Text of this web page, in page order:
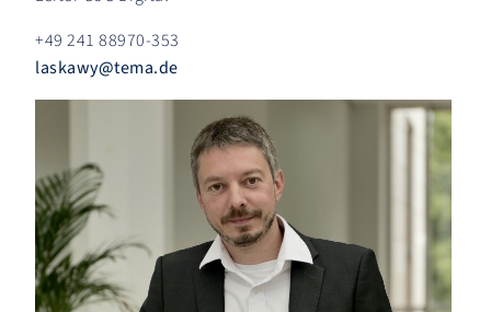
+49 241 88970-353
laskawy@tema.de